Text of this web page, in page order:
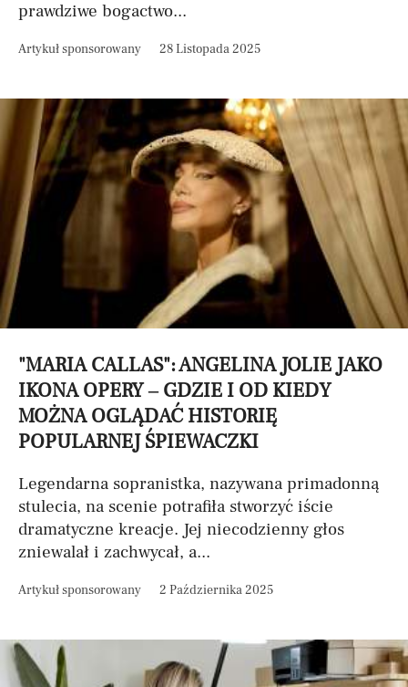
prawdziwe bogactwo...
Artykuł sponsorowany 28 Listopada 2025
"MARIA CALLAS": ANGELINA JOLIE JAKO
IKONA OPERY – GDZIE I OD KIEDY
MOŻNA OGLĄDAĆ HISTORIĘ
POPULARNEJ ŚPIEWACZKI
Legendarna sopranistka, nazywana primadonną
stulecia, na scenie potrafiła stworzyć iście
dramatyczne kreacje. Jej niecodzienny głos
zniewalał i zachwycał, a...
Artykuł sponsorowany 2 Października 2025